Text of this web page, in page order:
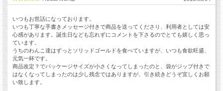
いつもお世話になっております。
いつも丁寧な手書きメッセージ付きで商品を送ってくださり、利用者としては安
心感があります。誕生日なども忘れずにコメントを下さるのでとても嬉しく思っ
ています。
うちのわんこ達はずっとソリッドゴールドを食べていますが、いつも食欲旺盛、
元気一杯です。
商品改定？でパッケージサイズが小さくなってしまったのと、袋がジップ付きで
はなくなってしまったのは少し残念ではありますが、引き続きどうぞ宜しくお願
い致します。